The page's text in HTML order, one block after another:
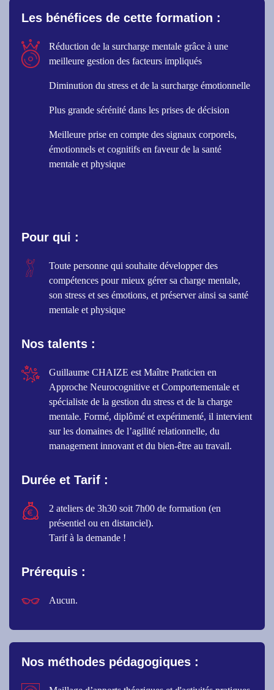
Les bénéfices de cette formation :
Réduction de la surcharge mentale grâce à une
meilleure gestion des facteurs impliqués
Diminution du stress et de la surcharge émotionnelle
Plus grande sérénité dans les prises de décision
Meilleure prise en compte des signaux corporels,
émotionnels et cognitifs en faveur de la santé
mentale et physique
Pour qui :
Toute personne qui souhaite développer des
compétences pour mieux gérer sa charge mentale,
son stress et ses émotions, et préserver ainsi sa santé
mentale et physique
Nos talents :
Guillaume CHAIZE est Maître Praticien en
Approche Neurocognitive et Comportementale et
spécialiste de la gestion du stress et de la charge
mentale. Formé, diplômé et expérimenté, il intervient
sur les domaines de l’agilité relationnelle, du
management innovant et du bien-être au travail.
Durée et Tarif :
2 ateliers de 3h30 soit 7h00 de formation (en
présentiel ou en distanciel).
Tarif à la demande !
Prérequis :
Aucun.
Nos méthodes pédagogiques :